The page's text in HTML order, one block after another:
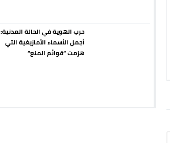
حرب الهوية في الحالة المدنية:
أجمل الأسماء الأمازيغية التي
هزمت “قوائم المنع”